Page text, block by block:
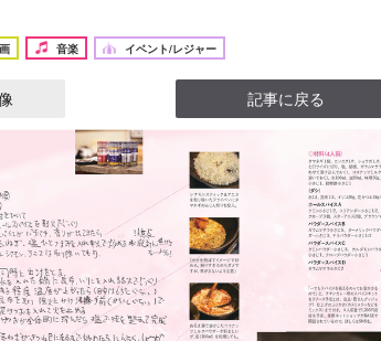
音楽 イベント/レジャー
記事に戻る